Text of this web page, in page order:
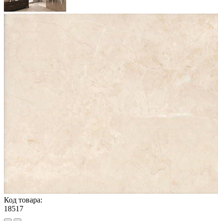
Код товара:
18517